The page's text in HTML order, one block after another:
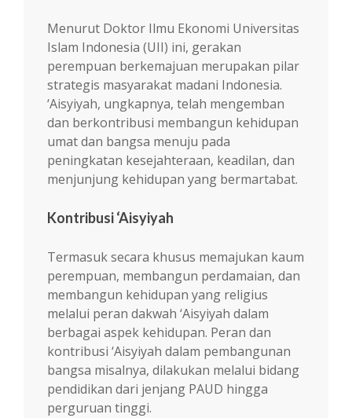
Menurut Doktor Ilmu Ekonomi Universitas
Islam Indonesia (UII) ini, gerakan
perempuan ber­kemajuan merupakan pilar
strategis ma­syarakat madani Indonesia.
‘Aisyiyah, ungkap­nya, telah mengemban
dan berkontribusi mem­­bangun kehidupan
umat dan bangsa me­nuju pada
peningkatan kesejahteraan, kea­dilan, dan
menjunjung kehidupan yang ber­martabat.
Kontribusi ‘Aisyiyah
Termasuk secara khusus memajukan kaum
perempuan, membangun perdamaian, dan
membangun kehidupan yang religius
melalui peran dakwah ‘Aisyiyah dalam
berbagai aspek kehidupan. Peran dan
kontribusi ‘Aisyiyah da­lam pembangunan
bangsa misalnya, dila­kukan melalui bidang
pendidikan dari jenjang PAUD hingga
perguruan tinggi.